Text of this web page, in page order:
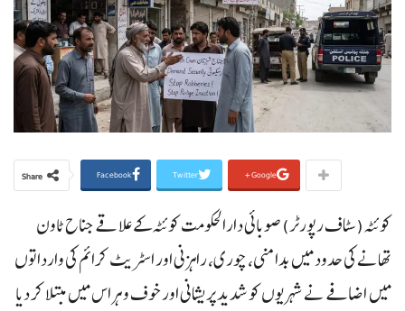
Share Facebook Twitter Google+
کوئٹہ(سٹاف رپورٹر) صوبائی دارالحکومت کوئٹہ کے علاقے جناح ٹاون
تھانے کی حدود میں بدامنی، چوری، راہزنی اور اسٹریٹ کرائم کی وارداتوں
میں اضافے نے شہریوں کو شدید پریشانی اور خوف و ہراس میں مبتلا کر دیا